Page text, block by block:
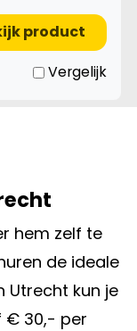
product
Vergelijk
hem zelf te
de ideale
Utrecht kun je
€ 30,- per